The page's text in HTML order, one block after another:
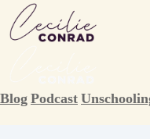
Blog Podcast